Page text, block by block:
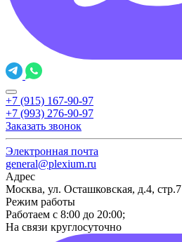
+7 (915) 167-90-97
+7 (993) 276-90-97
Заказать звонок
Электронная почта
general@plexium.ru
Адрес
Москва, ул. Осташковская, д.4, стр.7
Режим работы
Работаем с 8:00 до 20:00;
На связи круглосуточно